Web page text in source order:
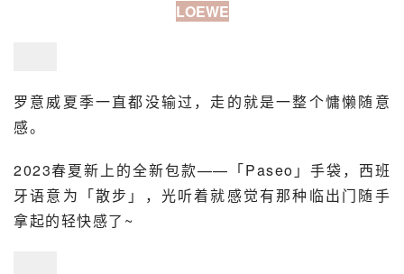
LOEWE
罗意威夏季一直都没输过，走的就是一整个慵懒随意
感。
2023春夏新上的全新包款——「Paseo」手袋， 西班
牙语意为「散步」，光听着就感觉有那种临出门随手
拿起的轻快感了~